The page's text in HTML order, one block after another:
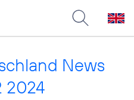
News
2024